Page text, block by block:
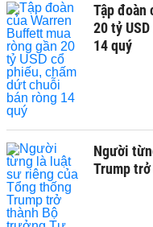
Tập đoàn
20 tỷ
14 quý
Người
Trump